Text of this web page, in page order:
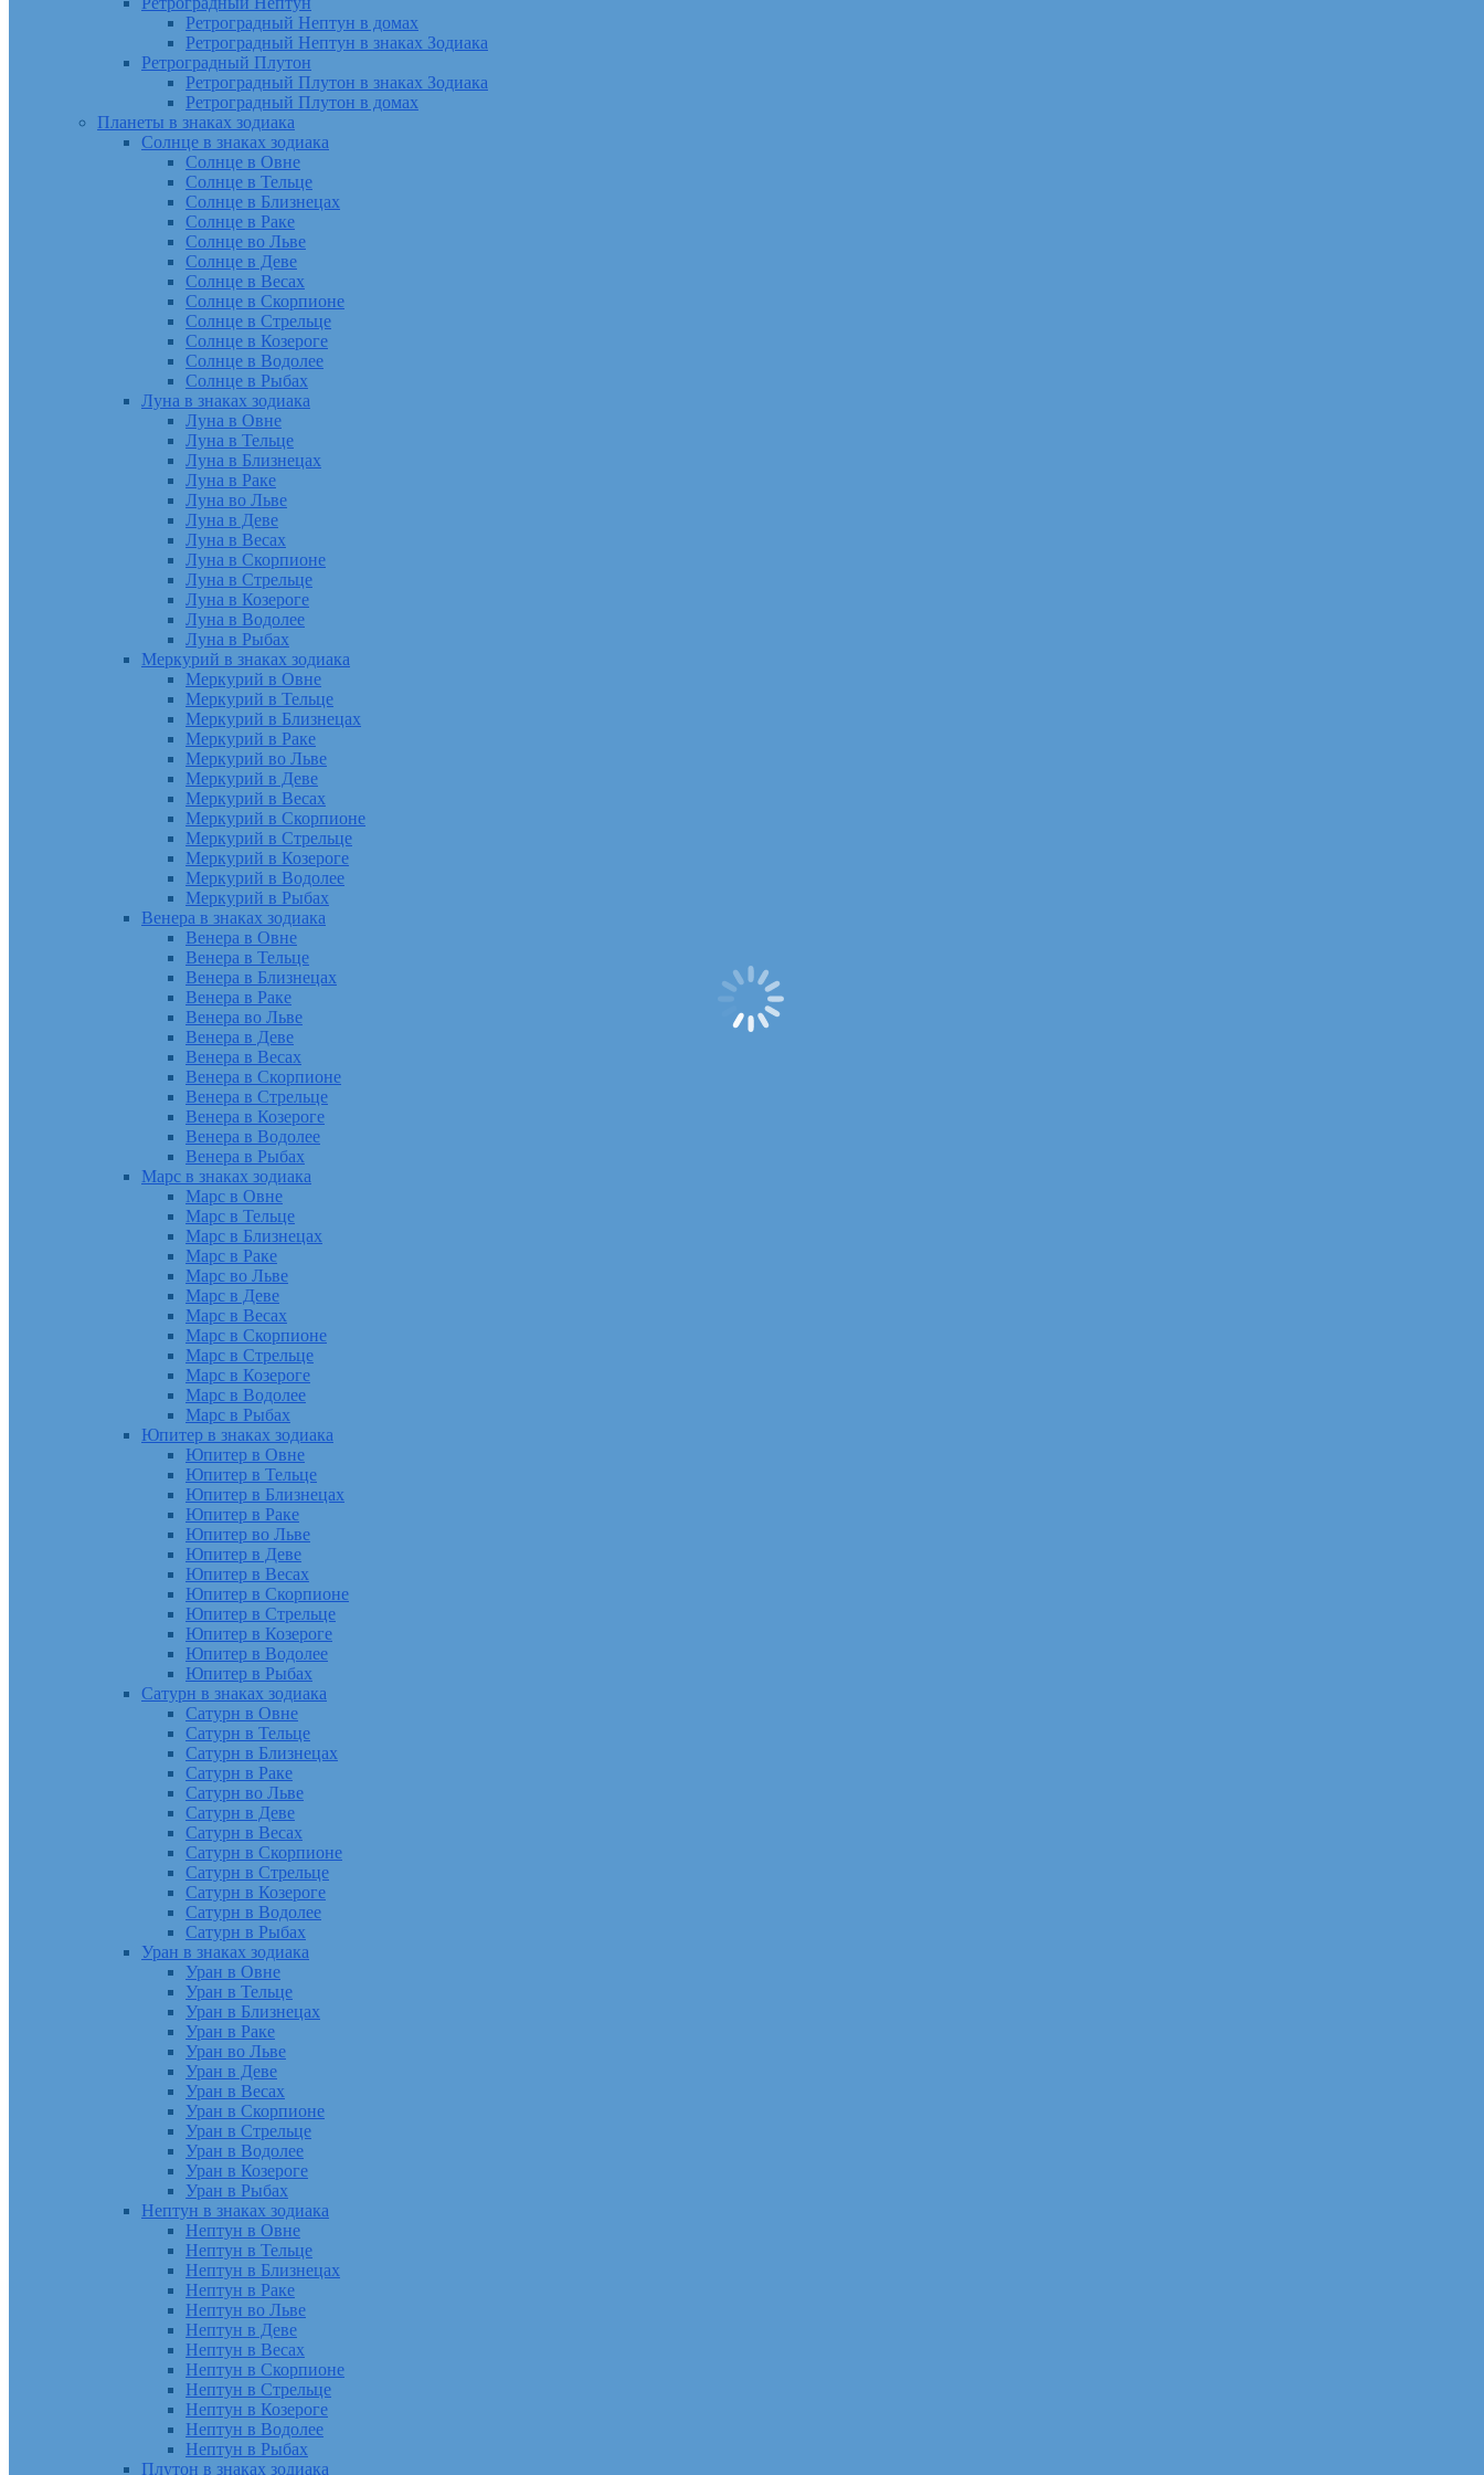
Ретроградный Нептун в домах
Ретроградный Нептун в знаках Зодиака
Ретроградный Плутон
Ретроградный Плутон в знаках Зодиака
Ретроградный Плутон в домах
Планеты в знаках зодиака
Солнце в знаках зодиака
Солнце в Овне
Солнце в Тельце
Солнце в Близнецах
Солнце в Раке
Солнце во Льве
Солнце в Деве
Солнце в Весах
Солнце в Скорпионе
Солнце в Стрельце
Солнце в Козероге
Солнце в Водолее
Солнце в Рыбах
Луна в знаках зодиака
Луна в Овне
Луна в Тельце
Луна в Близнецах
Луна в Раке
Луна во Льве
Луна в Деве
Луна в Весах
Луна в Скорпионе
Луна в Стрельце
Луна в Козероге
Луна в Водолее
Луна в Рыбах
Меркурий в знаках зодиака
Меркурий в Овне
Меркурий в Тельце
Меркурий в Близнецах
Меркурий в Раке
Меркурий во Льве
Меркурий в Деве
Меркурий в Весах
Меркурий в Скорпионе
Меркурий в Стрельце
Меркурий в Козероге
Меркурий в Водолее
Меркурий в Рыбах
Венера в знаках зодиака
Венера в Овне
Венера в Тельце
Венера в Близнецах
Венера в Раке
Венера во Льве
Венера в Деве
Венера в Весах
Венера в Скорпионе
Венера в Стрельце
Венера в Козероге
Венера в Водолее
Венера в Рыбах
Марс в знаках зодиака
Марс в Овне
Марс в Тельце
Марс в Близнецах
Марс в Раке
Марс во Льве
Марс в Деве
Марс в Весах
Марс в Скорпионе
Марс в Стрельце
Марс в Козероге
Марс в Водолее
Марс в Рыбах
Юпитер в знаках зодиака
Юпитер в Овне
Юпитер в Тельце
Юпитер в Близнецах
Юпитер в Раке
Юпитер во Льве
Юпитер в Деве
Юпитер в Весах
Юпитер в Скорпионе
Юпитер в Стрельце
Юпитер в Козероге
Юпитер в Водолее
Юпитер в Рыбах
Сатурн в знаках зодиака
Сатурн в Овне
Сатурн в Тельце
Сатурн в Близнецах
Сатурн в Раке
Сатурн во Льве
Сатурн в Деве
Сатурн в Весах
Сатурн в Скорпионе
Сатурн в Стрельце
Сатурн в Козероге
Сатурн в Водолее
Сатурн в Рыбах
Уран в знаках зодиака
Уран в Овне
Уран в Тельце
Уран в Близнецах
Уран в Раке
Уран во Льве
Уран в Деве
Уран в Весах
Уран в Скорпионе
Уран в Стрельце
Уран в Водолее
Уран в Козероге
Уран в Рыбах
Нептун в знаках зодиака
Нептун в Овне
Нептун в Тельце
Нептун в Близнецах
Нептун в Раке
Нептун во Льве
Нептун в Деве
Нептун в Весах
Нептун в Скорпионе
Нептун в Стрельце
Нептун в Козероге
Нептун в Водолее
Нептун в Рыбах
Плутон в знаках зодиака